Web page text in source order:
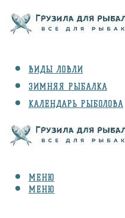
ВИДЫ ЛОВЛИ
ЗИМНЯЯ РЫБАЛКА
КАЛЕНДАРЬ РЫБОЛОВА
СНАРЯЖЕНИЕ
МЕНЮ
МЕНЮ